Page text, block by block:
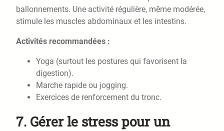
ballonnements. Une activité régulière, même modérée,
stimule les muscles abdominaux et les intestins.
Activités recommandées :
Yoga (surtout les postures qui favorisent la
digestion).
Marche rapide ou jogging.
Exercices de renforcement du tronc.
7. Gérer le stress pour un